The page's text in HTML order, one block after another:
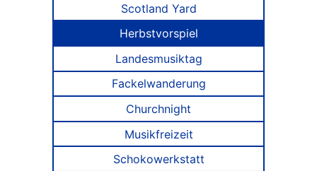
Scotland Yard
Herbstvorspiel
Landesmusiktag
Fackelwanderung
Churchnight
Musikfreizeit
Schokowerkstatt